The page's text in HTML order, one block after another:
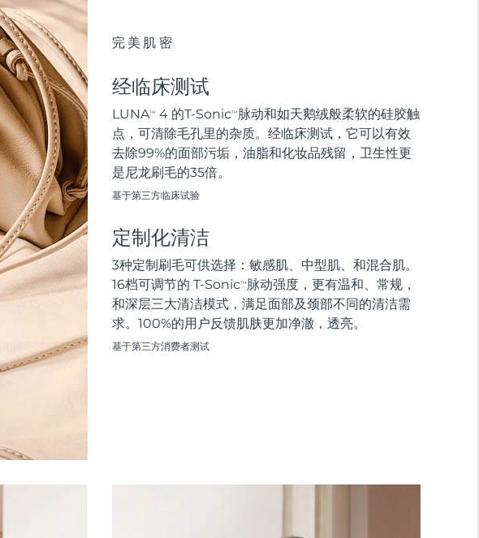
完美肌密
经临床测试
LUNATM 4 的T-SonicTM 脉动和如天鹅绒般柔软的硅胶触
点，可清除毛孔里的杂质。经临床测试，它可以有效
去除99%的面部污垢，油脂和化妆品残留，卫生性更
是尼龙刷毛的35倍。
基于第三方临床试验
定制化清洁
3种定制刷毛可供选择：敏感肌、中型肌、和混合肌。
16档可调节的 T-SonicTM 脉动强度，更有温和、常规，
和深层三大清洁模式，满足面部及颈部不同的清洁需
求。100%的用户反馈肌肤更加净澈，透亮。
基于第三方消费者测试